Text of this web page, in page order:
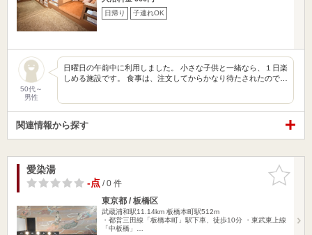
日帰り 子連れOK
50代～
男性
日曜日の午前中に利用しました。 小さな子供と一緒なら、１日楽
しめる施設です。 食事は、注文してからかなり待たされたので…
関連情報から探す
お気に入
りに追加
愛染湯
-点/ 0 件
東京都 / 板橋区
武蔵浦和駅11.14km 板橋本町駅512m
・都営三田線「板橋本町」駅下車、徒歩10分 ・東武東上線
「中板橋」…